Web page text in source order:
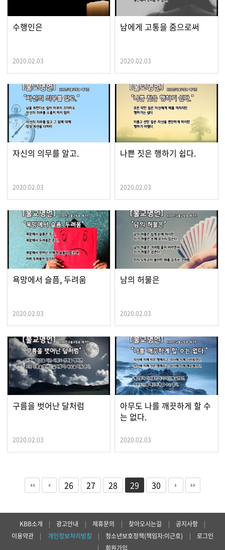
수행인은
2020.02.03
남에게 고통을 줌으로써
2020.02.03
자신의 의무를 알고.
2020.02.03
나쁜 짓은 행하기 쉽다.
2020.02.03
욕망에서 슬픔, 두려움
2020.02.03
남의 허물은
2020.02.03
구름을 벗어난 달처럼
2020.02.03
아무도 나를 깨끗하게 할 수
는 없다.
2020.02.03
26 27 28 29 30
KBB소개 | 광고안내 | 제휴문의 | 찾아오시는길 | 공지사항
|
이용약관
| 개인정보처리방침 | 청소년보호정책(책임자:이근호) |
로그인
|
회원가입